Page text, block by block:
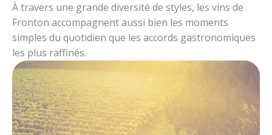
À travers une grande diversité de styles, les vins de
Fronton accompagnent aussi bien les moments
simples du quotidien que les accords gastronomiques
les plus raffinés.